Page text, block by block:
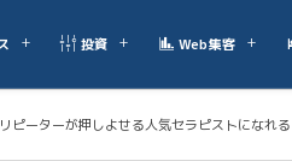
投資 Web集客
ピーターが押しよせる人気セラピストになれ